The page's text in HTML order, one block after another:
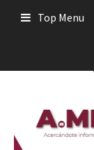
Top Menu